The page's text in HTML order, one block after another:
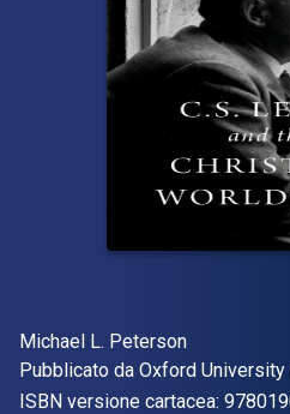
Autore(i)
Michael L. Peterson
Editore
Pubblicato da Oxford
ISBN versione cartacea: